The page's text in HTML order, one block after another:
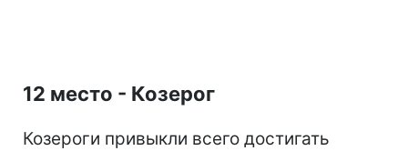
12 место - Козерог
Козероги привыкли всего достигать